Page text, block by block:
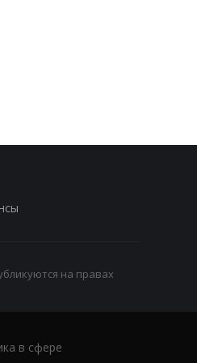
на правах
в сфере